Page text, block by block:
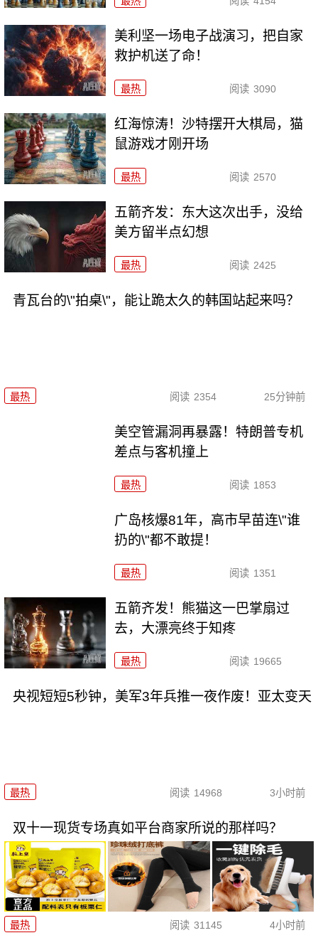
美利坚一场电子战演习，把自家
救护机送了命！
最热 阅读 3090
红海惊涛！沙特摆开大棋局，猫
鼠游戏才刚开场
最热 阅读 2570
五箭齐发：东大这次出手，没给
美方留半点幻想
最热 阅读 2425
青瓦台的\"拍桌\"，能让跪太久的韩国站起来吗？
最热 阅读 2354 25分钟前
美空管漏洞再暴露！特朗普专机
差点与客机撞上
最热 阅读 1853
广岛核爆81年，高市早苗连\"谁
扔的\"都不敢提！
最热 阅读 1351
五箭齐发！熊猫这一巴掌扇过
去，大漂亮终于知疼
最热 阅读 19665
央视短短5秒钟，美军3年兵推一夜作废！亚太变天
最热 阅读 14968 3小时前
双十一现货专场真如平台商家所说的那样吗？
最热 阅读 31145 4小时前